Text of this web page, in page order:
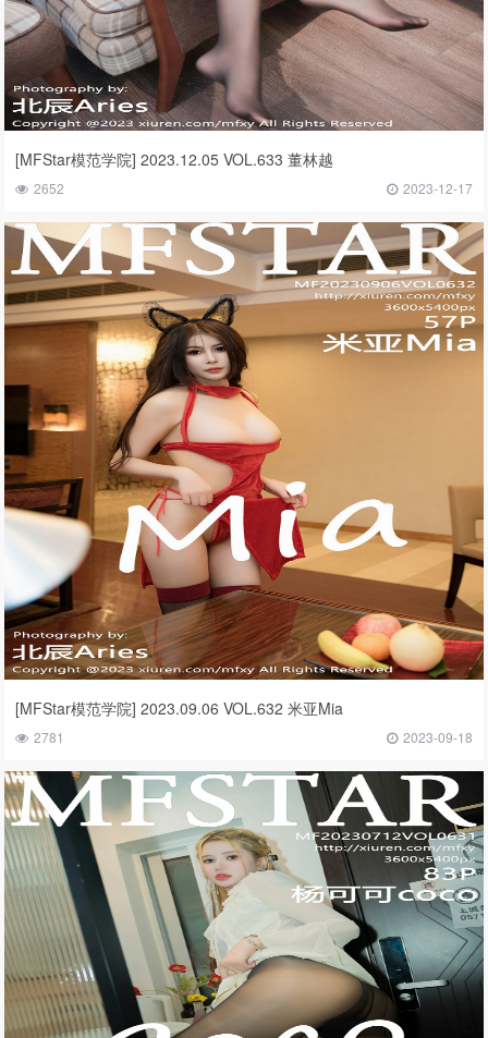
[MFStar模范学院] 2023.12.05 VOL.633 董林越
2652 2023-12-17
[MFStar模范学院] 2023.09.06 VOL.632 米亚Mia
2781 2023-09-18